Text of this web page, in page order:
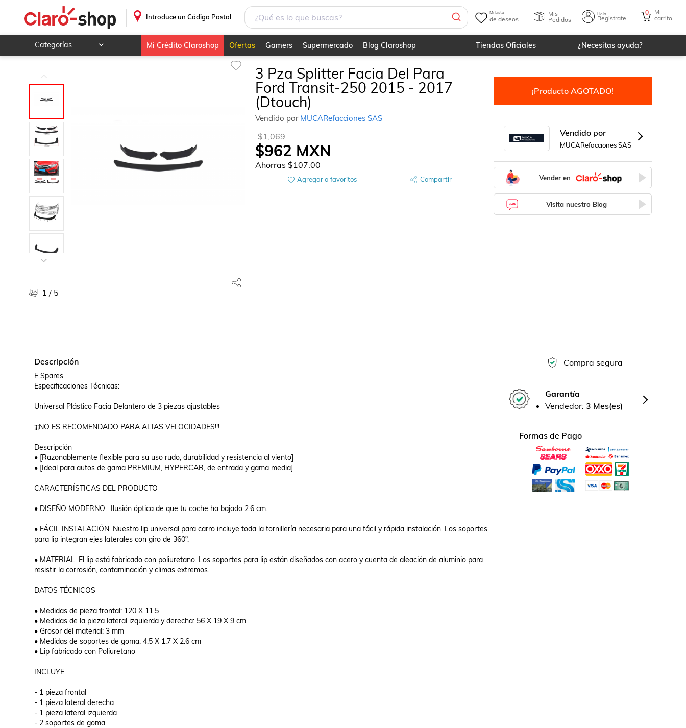
Introduce un Código Postal
Mi Lista
de deseos
Mis
Pedidos
Hola
Registrate
0
Mi
carrito
Categorías
Deportes y ocio
Animales y mascotas
Ferretería y autos
Ropa, calzado y accesorios
Mamá y bebé
Joyería y relojes
Juegos y juguetes
Libros, revistas y comics
Películas, series de tv y música
Otras categorías
Súpermercado
Mi Crédito Claroshop Ofertas Gamers Supermercado Blog Claroshop Tiendas Oficiales ¿Necesitas ayuda?
1 / 5
3 Pza Splitter Facia Del Para
Ford Transit-250 2015 - 2017
(Dtouch)
Vendido por MUCARefacciones SAS
$1,069
$962 MXN
Ahorras$107.00
Agregar a favoritos Compartir
¡Producto AGOTADO!
Vendido por
MUCARefacciones SAS
Vender en
Visita nuestro Blog
Descripción
E Spares
Especificaciones Técnicas:
Universal Plástico Facia Delantero de 3 piezas ajustables
¡¡¡NO ES RECOMENDADO PARA ALTAS VELOCIDADES!!!
Descripción
• [Razonablemente flexible para su uso rudo, durabilidad y resistencia al viento]
• [Ideal para autos de gama PREMIUM, HYPERCAR, de entrada y gama media]
CARACTERÍSTICAS DEL PRODUCTO
• DISEÑO MODERNO.  Ilusión óptica de que tu coche ha bajado 2.6 cm.
• FÁCIL INSTALACIÓN. Nuestro lip universal para carro incluye toda la tornillería necesaria para una fácil y rápida instalación. Los soportes
para lip integran ejes laterales con giro de 360°.
• MATERIAL. El lip está fabricado con poliuretano. Los soportes para lip están diseñados con acero y cuenta de aleación de aluminio para
resistir la corrosión, contaminación y climas extremos.
DATOS TÉCNICOS
• Medidas de pieza frontal: 120 X 11.5
• Medidas de la pieza lateral izquierda y derecha: 56 X 19 X 9 cm
• Grosor del material: 3 mm
• Medidas de soportes de goma: 4.5 X 1.7 X 2.6 cm
• Lip fabricado con Poliuretano
INCLUYE
- 1 pieza frontal
- 1 pieza lateral derecha
- 1 pieza lateral izquierda
- 2 soportes de goma
Compra segura
Garantía
Vendedor: 3 Mes(es)
Formas de Pago
3 Pza Splitter Facia Del Para Ford Transit-250 2015 - 2017 (Dtouch)